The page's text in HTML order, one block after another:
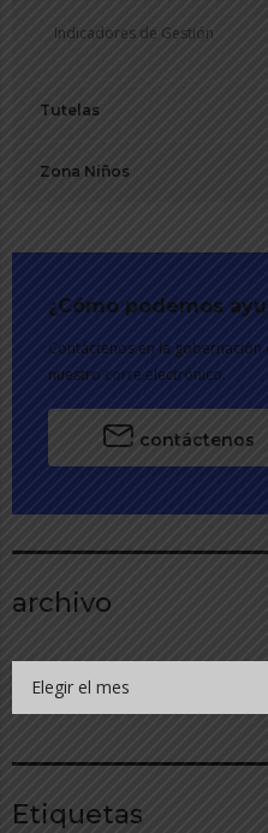
Indicadores de Gestión
Tutelas
Zona Niños
¿Cómo podemos
Contáctenos en la gobernación
nuestro corre electrónico.
contáctenos
archivo
Elegir el mes
Etiquetas